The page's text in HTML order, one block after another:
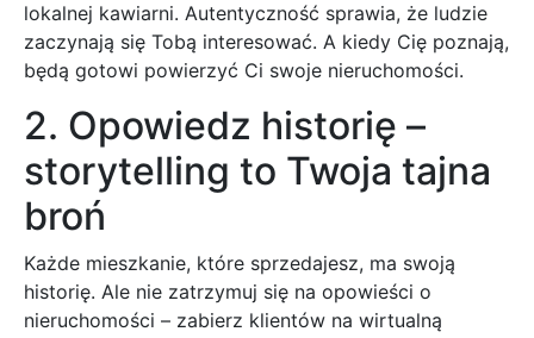
lokalnej kawiarni. Autentyczność sprawia, że ludzie
zaczynają się Tobą interesować. A kiedy Cię poznają,
będą gotowi powierzyć Ci swoje nieruchomości.
2. Opowiedz historię –
storytelling to Twoja tajna
broń
Każde mieszkanie, które sprzedajesz, ma swoją
historię. Ale nie zatrzymuj się na opowieści o
nieruchomości – zabierz klientów na wirtualną